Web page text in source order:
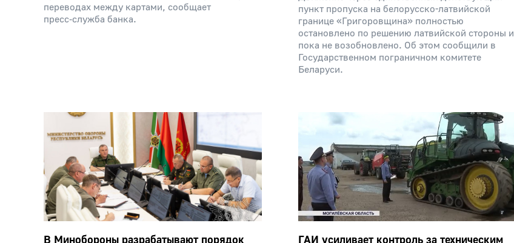
переводах между картами, сообщает
пресс‑служба банка.
пункт пропуска на белорусско-латвийской
границе «Григоровщина» полностью
остановлено по решению латвийской стороны и
пока не возобновлено. Об этом сообщили в
Государственном пограничном комитете
Беларуси.